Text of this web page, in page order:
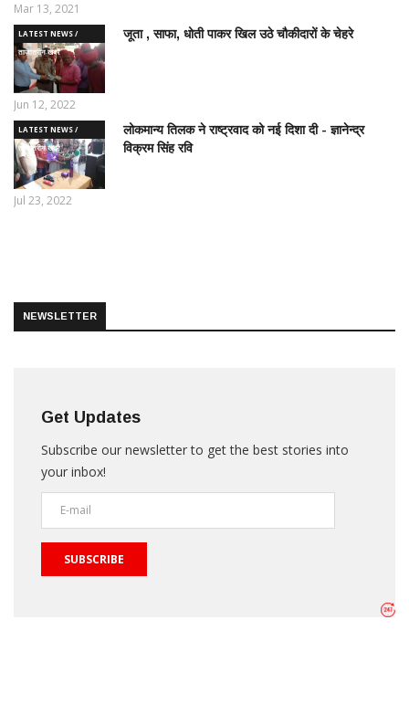
Mar 13, 2021
LATEST NEWS /
ताज़ातरीन खबरें
जूता , साफा, धोती पाकर खिल उठे चौकीदारों के चेहरे
Jun 12, 2022
LATEST NEWS /
ताज़ातरीन खबरें
लोकमान्य तिलक ने राष्ट्रवाद को नई दिशा दी - ज्ञानेन्द्र
विक्रम सिंह रवि
Jul 23, 2022
NEWSLETTER
Get Updates
Subscribe our newsletter to get the best stories into
your inbox!
SUBSCRIBE